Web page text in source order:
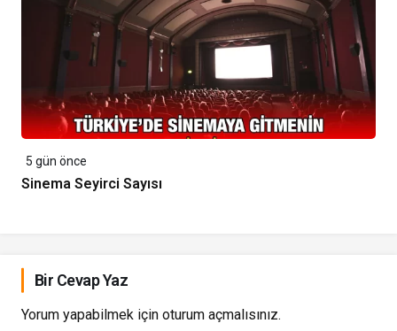
5 gün önce
Sinema Seyirci Sayısı
Bir Cevap Yaz
Yorum yapabilmek için oturum açmalısınız.